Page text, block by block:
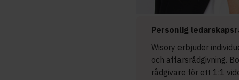
Personlig
Wisory erbjuder
och affärsrådgivning.
rådgivare för ett 1:1